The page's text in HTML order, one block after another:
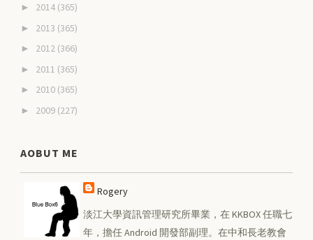
► 2014 (365)
► 2013 (365)
► 2012 (366)
► 2011 (365)
► 2010 (365)
► 2009 (227)
AOBUT ME
Rogery
淡江大學資訊管理研究所畢業，在 KKBOX 任職七
年，擔任 Android 開發部副理。在中和長老教會